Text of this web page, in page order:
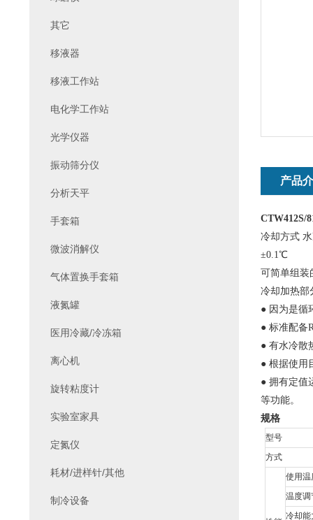
产品
CTW412S/
冷却方式
±0.1℃
可简单组装
冷却加热部
● 因为是循
● 标准配备
● 有水冷散
● 根据使用
● 拥有定值
等功能。
规格
型号
方式
使用温
温度调
冷却能
其它
移液器
移液工作站
电化学工作站
光学仪器
振动筛分仪
分析天平
手套箱
微波消解仪
气体置换手套箱
液氮罐
医用冷藏/冷冻箱
离心机
旋转粘度计
实验室家具
定氮仪
耗材/进样针/其他
制冷设备